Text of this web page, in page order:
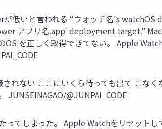
が低いと言われる “ウォッチ名's
アプリ名.app' deployment target.”
OS を正しく取得できてない。 Apple
されない ここにいくら待っても出て こな
JUNSEINAGAO/@JUNPAI_CODE
ってしまった。 Apple Watchをリセット